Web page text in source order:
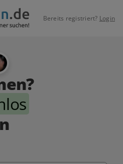
Bereits registriert? Login